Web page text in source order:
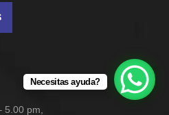
5.00 pm,
Necesitas ayuda?